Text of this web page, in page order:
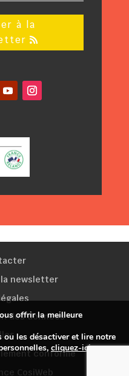
à la
a
a
newsletter
des données
conforme
CosiWeb
offrir la meilleure
les désactiver et lire notre
cliquez-ici.
la bannière des cookies